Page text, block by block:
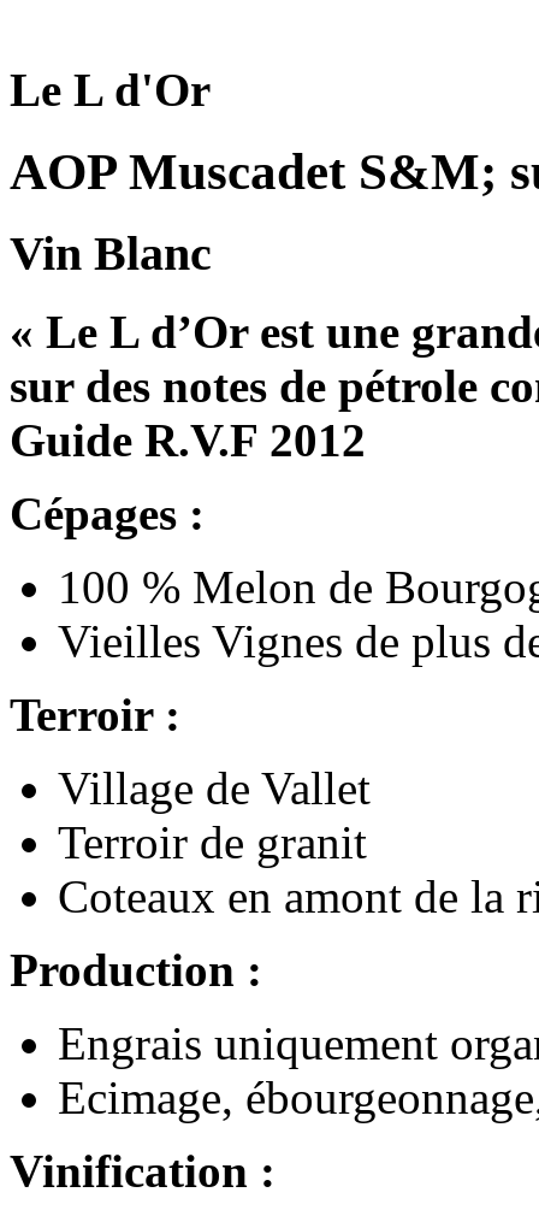
Le L d'Or
AOP Muscadet S&M;
Vin Blanc
« Le L d’Or est une
sur des notes de pétrole
Guide R.V.F 2012
Cépages :
100 % Melon de
Vieilles Vignes de plus
Terroir :
Village de Vallet
Terroir de granit
Coteaux en amont de la
Production :
Engrais uniquement
Ecimage,
Vinification :